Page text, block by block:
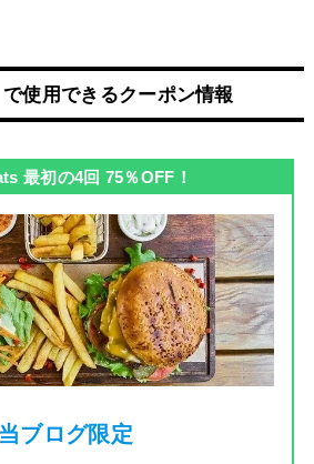
で使用できるクーポン情報
最初の4回 75％OFF！
当ブログ限定